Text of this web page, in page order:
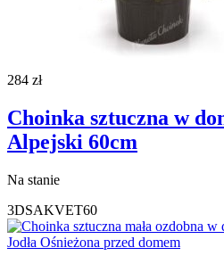
284 zł
Choinka sztuczna w
Alpejski 60cm
Na stanie
3DSAKVET60